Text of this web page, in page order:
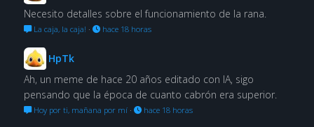
Necesito detalles sobre el funcionamiento de la rana.
La caja, la caja! · hace 18 horas
HpTk
Ah, un meme de hace 20 años editado con IA, sigo
pensando que la época de cuanto cabrón era superior.
Hoy por ti, mañana por mí· hace 18 horas